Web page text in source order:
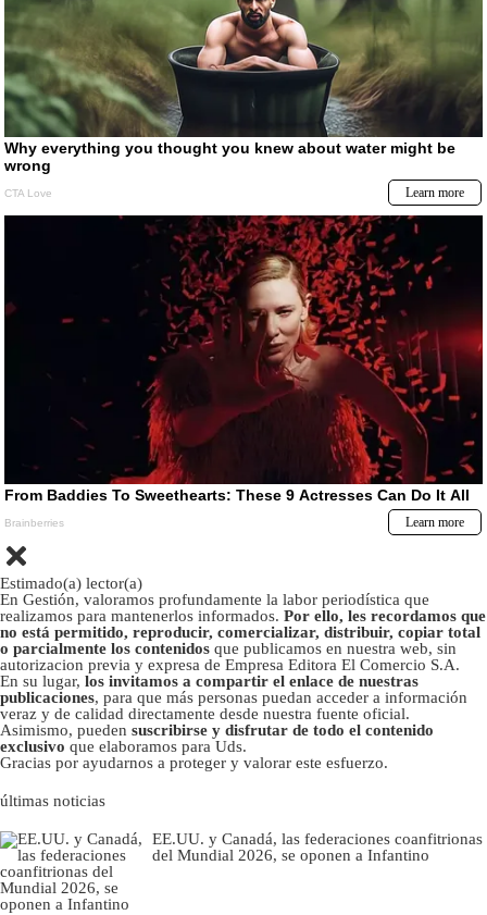
Estimado(a) lector(a)
En Gestión, valoramos profundamente la labor periodística que
realizamos para mantenerlos informados. Por ello, les recordamos que
no está permitido, reproducir, comercializar, distribuir, copiar total
o parcialmente los contenidos que publicamos en nuestra web, sin
autorizacion previa y expresa de Empresa Editora El Comercio S.A.
En su lugar, los invitamos a compartir el enlace de nuestras
publicaciones, para que más personas puedan acceder a información
veraz y de calidad directamente desde nuestra fuente oficial.
Asimismo, pueden suscribirse y disfrutar de todo el contenido
exclusivo que elaboramos para Uds.
Gracias por ayudarnos a proteger y valorar este esfuerzo.
últimas noticias
EE.UU. y Canadá, las federaciones coanfitrionas
del Mundial 2026, se oponen a Infantino